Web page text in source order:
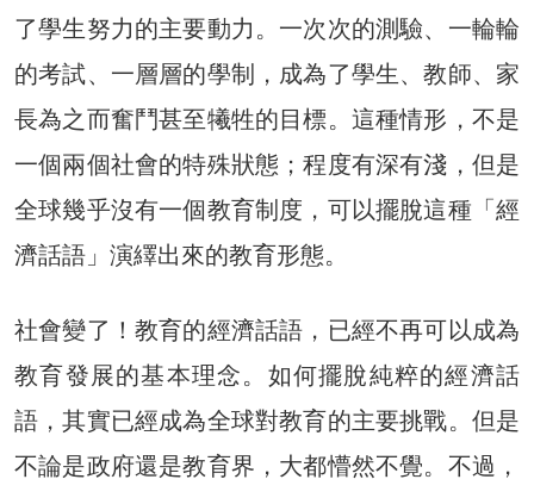
了學生努力的主要動力。一次次的測驗、一輪輪
的考試、一層層的學制，成為了學生、教師、家
長為之而奮鬥甚至犧牲的目標。這種情形，不是
一個兩個社會的特殊狀態；程度有深有淺，但是
全球幾乎沒有一個教育制度，可以擺脫這種「經
濟話語」演繹出來的教育形態。
社會變了！教育的經濟話語，已經不再可以成為
教育發展的基本理念。如何擺脫純粹的經濟話
語，其實已經成為全球對教育的主要挑戰。但是
不論是政府還是教育界，大都懵然不覺。不過，